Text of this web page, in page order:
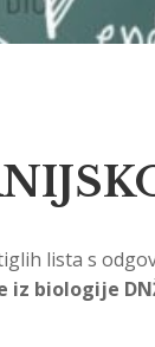
lista s
iz biologije